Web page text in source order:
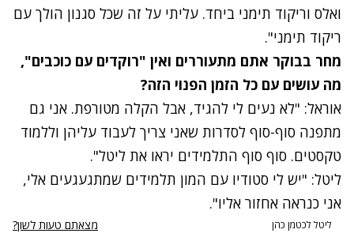
ואלס וריקוד תימני ביחד. עליתי על זה שכל סגנון הולך עם
ריקוד תימני".
מחר בבוקר אתם מתעוררים ואין "רוקדים עם כוכבים",
מה עושים עם כל הזמן הפנוי הזה?
אוראל: "לא נעים לי להגיד, אבל הקלה מטורפת. אני גם
מתפנה סוף-סוף לסדרות שאני צריך לעבוד עליהן וללמוד
טקסטים. סוף סוף התלמידים יראו את ליטל".
ליטל: "יש לי סטודיו עם המון תלמידים שמתגעגעים אלי,
אני כנראה אחזור אליו".
ליטל לכטמן כהן מצאתם טעות לשון?